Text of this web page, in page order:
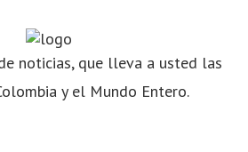
noticias, que lleva a usted las
y el Mundo Entero.